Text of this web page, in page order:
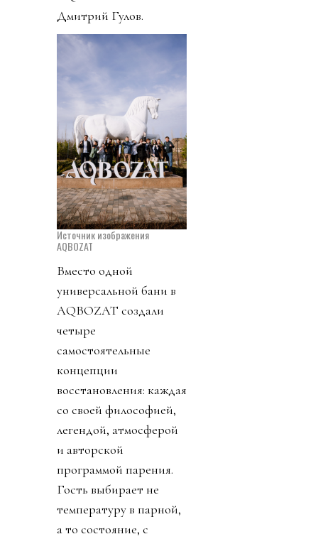
Дмитрий Гулов.
Источник изображения
AQBOZAT
Вместо одной
универсальной бани в
AQBOZAT создали
четыре
самостоятельные
концепции
восстановления: каждая
со своей философией,
легендой, атмосферой
и авторской
программой парения.
Гость выбирает не
температуру в парной,
а то состояние, с